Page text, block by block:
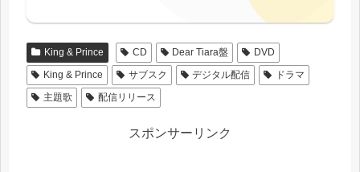
King & Prince CD Dear Tiara盤
DVD
King & Prince
サブスク デジタル配信
ドラマ
主題歌
配信リリース
スポンサーリンク